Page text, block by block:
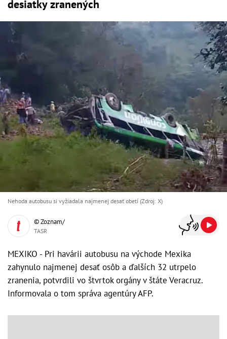
desiatky zranených
Nehoda autobusu si vyžiadala najmenej desať obetí (Zdroj: X)
© Zoznam/
TASR
MEXIKO - Pri havárii autobusu na východe Mexika
zahynulo najmenej desať osôb a ďalších 32 utrpelo
zranenia, potvrdili vo štvrtok orgány v štáte Veracruz.
Informovala o tom správa agentúry AFP.